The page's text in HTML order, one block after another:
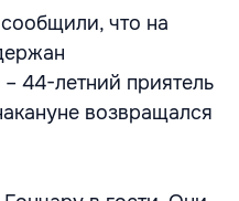
что на
44-летний приятель
возвращался